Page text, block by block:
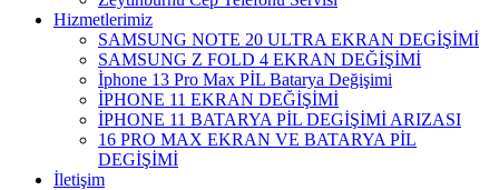
Hizmetlerimiz
SAMSUNG NOTE 20 ULTRA EKRAN DEGİŞİMİ
SAMSUNG Z FOLD 4 EKRAN DEĞİŞİMİ
İphone 13 Pro Max PİL Batarya Değişimi
İPHONE 11 EKRAN DEĞİŞİMİ
İPHONE 11 BATARYA PİL DEGİŞİMİ ARIZASI
16 PRO MAX EKRAN VE BATARYA PİL
DEGİŞİMİ
İletişim